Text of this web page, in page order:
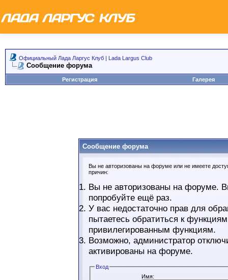
Официальный Лада Ларгус Клуб | Lada Largus Club
Сообщение форума
Регистрация Галерея
Сообщение форума
Вы не авторизованы на форуме или не имеете
причин:
Вы не авторизованы на форуме.
попробуйте ещё раз.
У вас недостаточно прав для
пытаетесь обратиться к
привилегированным функциям.
Возможно, администратор
активированы на форуме.
Вход
Имя: